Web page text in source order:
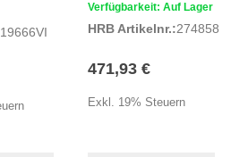
Verfügbarkeit: Auf Lager
HRB Artikelnr.:274858
471,93 €
Exkl. 19% Steuern